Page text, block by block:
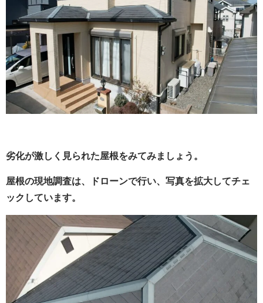
劣化が激しく見られた屋根をみてみましょう。
屋根の現地調査は、ドローンで行い、写真を拡大してチェ
ックしています。